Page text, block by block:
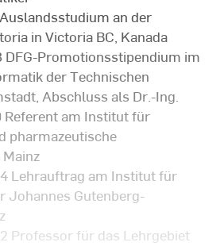
an der
in Victoria BC, Kanada
Promotionsstipendium im
der Technischen
Abschluss als Dr.-Ing.
am Institut für
pharmazeutische
Lehrauftrag am Institut für
Johannes Gutenberg-
Professor für das Lehrgebiet